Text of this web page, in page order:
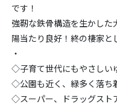
です！
強靭な鉄骨構造を生かした
陽当たり良好！終の棲家と
・
◇子育て世代にもやさしい
◇公園も近く、緑多く落ち
◇スーパー、ドラッグスト